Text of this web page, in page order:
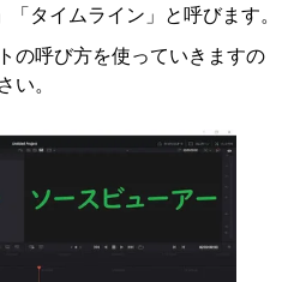
タイムライン」と呼びます。
の呼び方を使っていきますの
い。